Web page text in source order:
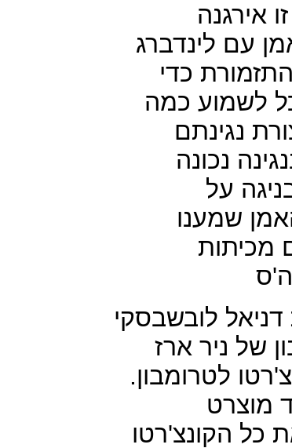
אירגנה
עם לינדברג
כדי
לשמוע כמה
נגינתם
נכונה
על
שמענו
מכיתות
לובשבסקי
.לטרומבון